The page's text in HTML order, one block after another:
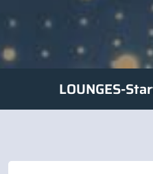
LOUNGES-